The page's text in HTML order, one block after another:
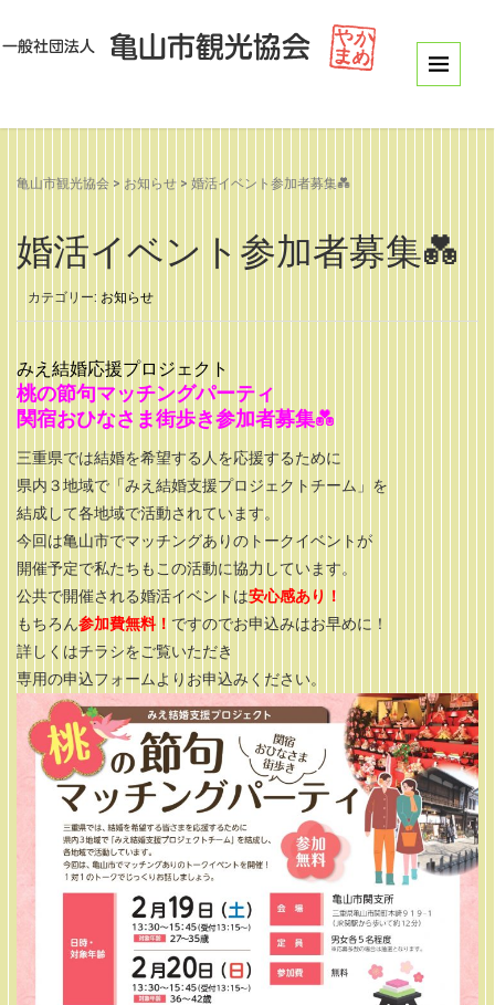
亀山市観光協会 > お知らせ > 婚活イベント参加者募集💑
婚活イベント参加者募集💑
カテゴリー: お知らせ
みえ結婚応援プロジェクト
桃の節句マッチングパーティ
関宿おひなさま街歩き参加者募集💑
三重県では結婚を希望する人を応援するために
県内３地域で「みえ結婚支援プロジェクトチーム」を
結成して各地域で活動されています。
今回は亀山市でマッチングありのトークイベントが
開催予定で私たちもこの活動に協力しています。
公共で開催される婚活イベントは安心感あり！
もちろん参加費無料！ ですのでお申込みはお早めに！
詳しくはチラシをご覧いただき
専用の申込フォームよりお申込みください。